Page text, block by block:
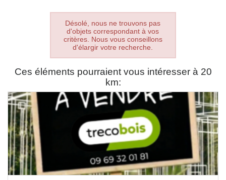
Désolé, nous ne trouvons pas
d'objets correspondant à vos
critères. Nous vous conseillons
d'élargir votre recherche.
Ces éléments pourraient vous intéresser à 20
km: